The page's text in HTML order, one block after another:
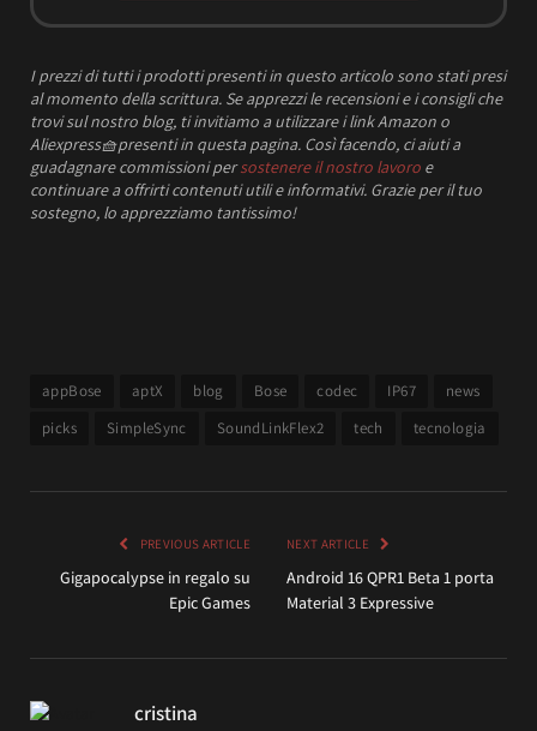
I prezzidi tutti i prodotti presenti in questo articolo sono stati presi
al momento della scrittura. Se apprezzi le recensioni e i consigli che
trovi sul nostro blog, ti invitiamo a utilizzare i link Amazon o
Aliexpress🧺presenti in questa pagina. Così facendo, ci aiuti a
guadagnare commissioni persostenere il nostro lavoro e
continuare a offrirti contenuti utili e informativi. Grazie per il tuo
sostegno, lo apprezziamo tantissimo!
appBose aptX blog Bose codec IP67
news
picks
SimpleSync SoundLinkFlex2 tech tecnologia
PREVIOUS ARTICLE
Gigapocalypse in regalo su
Epic Games
NEXT ARTICLE
Android 16 QPR1 Beta 1 porta
Material 3 Expressive
cristina